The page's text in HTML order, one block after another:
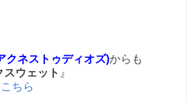
ネストゥディオズ)からも
ウェット 』
ちら